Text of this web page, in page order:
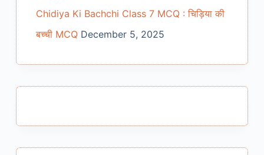
Chidiya Ki Bachchi Class 7 MCQ : चिड़िया की
बच्ची MCQ December 5, 2025